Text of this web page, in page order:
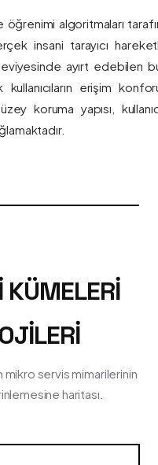
algoritmaları
insani tarayıcı
ayırt edebilen
erişim
koruma yapısı,
KÜMELERI
mikro servis mimarilerinin
haritası.